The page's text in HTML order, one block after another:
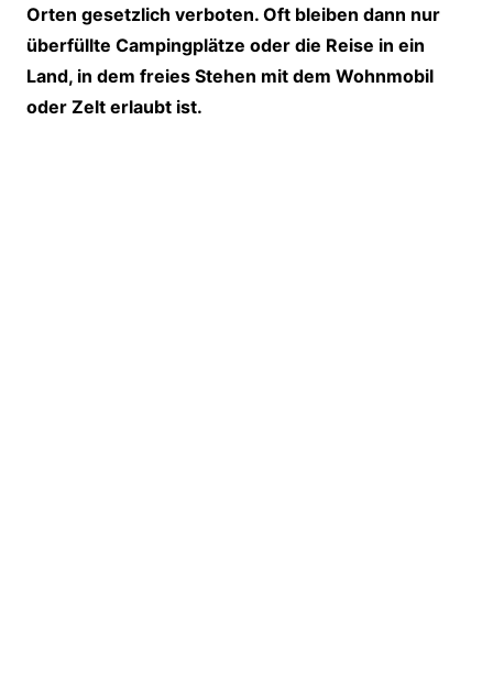
Orten gesetzlich verboten. Oft bleiben dann nur
überfüllte Campingplätze oder die Reise in ein
Land, in dem freies Stehen mit dem Wohnmobil
oder Zelt erlaubt ist.